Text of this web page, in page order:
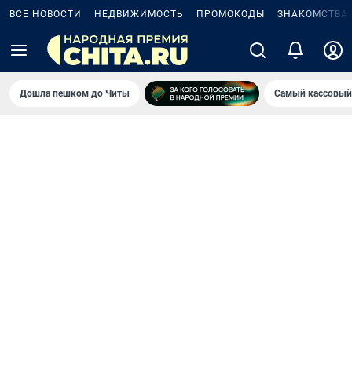
ВСЕ НОВОСТИ НЕДВИЖИМОСТЬ ПРОМОКОДЫ ЗНАКОМСТВА
Дошла пешком до Читы Самый